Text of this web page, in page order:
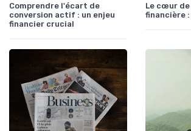
Comprendre l'écart de
conversion actif : un enjeu
financier crucial
Le cœur
financière